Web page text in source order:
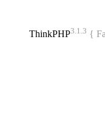
ThinkPHP3.1.3 {